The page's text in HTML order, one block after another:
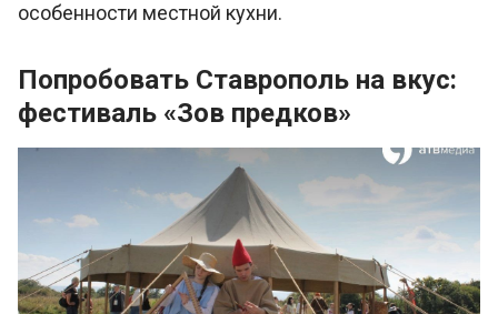
особенности местной кухни.
Попробовать Ставрополь на вкус:
фестиваль «Зов предков»